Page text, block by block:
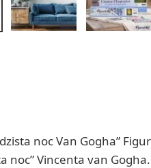
noc Van Gogha”
noc” Vincenta van